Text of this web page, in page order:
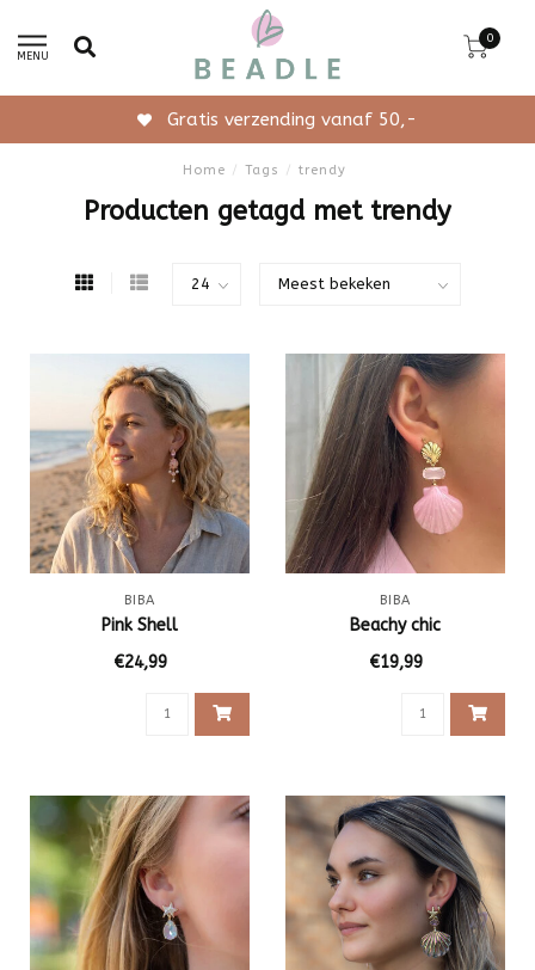
MENU
0
Gratis verzending vanaf 50,-
Home / Tags / trendy
Producten getagd met trendy
BIBA
Pink Shell
€24,99
BIBA
Beachy chic
€19,99